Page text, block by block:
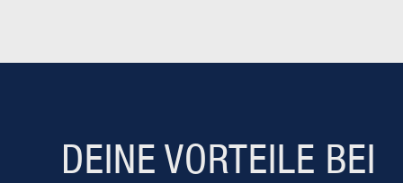
DEINE VORTEILE BEI